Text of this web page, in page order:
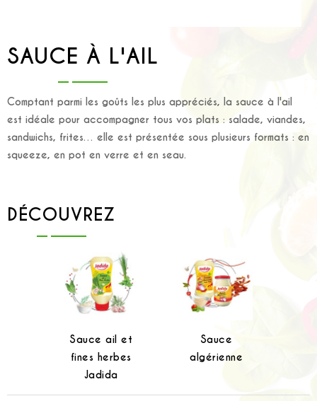
SAUCE À L'AIL
Comptant parmi les goûts les plus appréciés, la sauce à l'ail
est idéale pour accompagner tous vos plats : salade, viandes,
sandwichs, frites… elle est présentée sous plusieurs formats : en
squeeze, en pot en verre et en seau.
DÉCOUVREZ
Sauce ail et
fines herbes
Jadida
Sauce
algérienne